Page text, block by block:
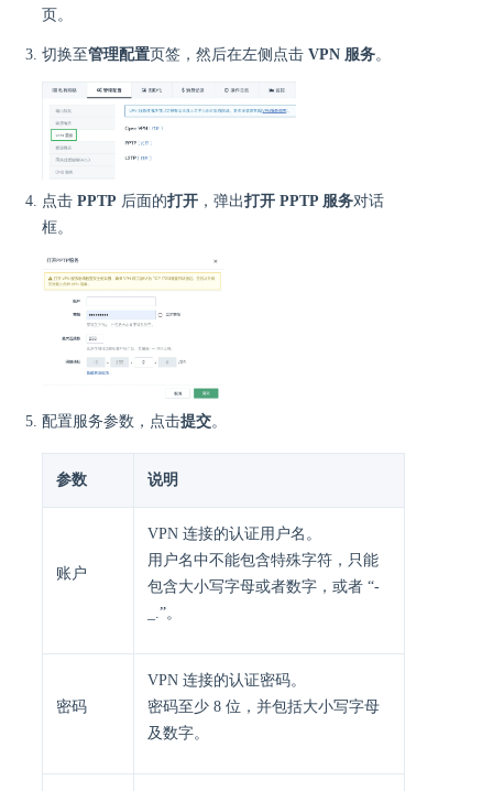
页。
切换至管理配置页签，然后在左侧点击 VPN 服务。
点击 PPTP 后面的打开 ，弹出打开 PPTP 服务对话
框。
配置服务参数，点击提交。
参数 说明
账户
VPN 连接的认证用户名。
用户名中不能包含特殊字符，只能
包含大小写字母或者数字，或者 “-
_.”。
密码
VPN 连接的认证密码。
密码至少 8 位，并包括大小写字母
及数字。